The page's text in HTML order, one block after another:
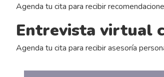
Agenda tu cita para recibir
Entrevista virtual
Agenda tu cita para recibir asesoría